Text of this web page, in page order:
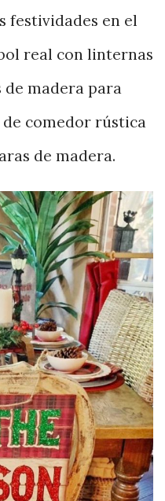
festividades en el
real con linternas
de madera para
comedor rústica
de madera.